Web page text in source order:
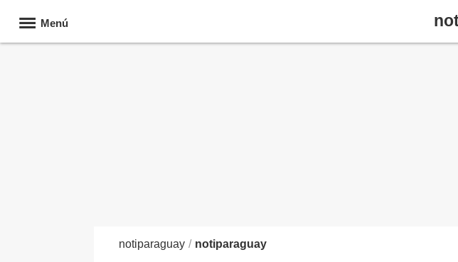
Menú
notiparaguay / notiparaguay